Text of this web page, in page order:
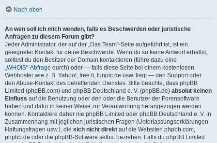
Nach oben
An wen soll ich mich wenden, falls es Beschwerden oder juristische
Anfragen zu diesem Forum gibt?
Jeder Administrator, der auf der „Das Team“-Seite aufgeführt ist, ist ein
geeigneter Kontakt für deine Beschwerde. Wenn du so keine Antwort erhältst,
solltest du den Besitzer der Domain kontaktieren (führe dazu eine
„WHOIS“-Abfrage durch) oder — falls diese Seite bei einem kostenlosen
Webhoster wie z. B. Yahoo!, free.fr, funpic.de usw. liegt — den Support oder
den Abuse-Kontakt des betreffenden Dienstes. Bitte beachte, dass phpBB
Limited (phpBB.com) und phpBB Deutschland e. V. (phpBB.de) absolut keinen
Einfluss auf die Benutzung oder den oder die Benutzer der Forensoftware
haben und dafür in keiner Weise zur Verantwortung herangezogen werden
können. Kontaktiere daher nie phpBB Limited oder phpBB Deutschland e. V. in
Zusammenhang mit jeglichen juristischen Fragen (Unterlassungserklärungen,
Haftungsfragen usw.), die sich nicht direkt auf die Websiten phpbb.com,
phpbb.de oder die phpBB-Software selbst beziehen. Falls du phpBB Limited